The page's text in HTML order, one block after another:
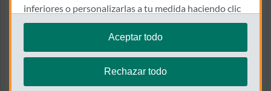
Seguro de jubilación para Colectivos
Hoy es un buen día para
comenzar a ahorrar para
el mañana.
inferiores o personalizarlas a tu medida haciendo clic
en"configurar cookies".
Te recordamos que puedes modificar tus ajustes de
cookies en cualquier momento en la sección
Aceptar todo
Rechazar todo